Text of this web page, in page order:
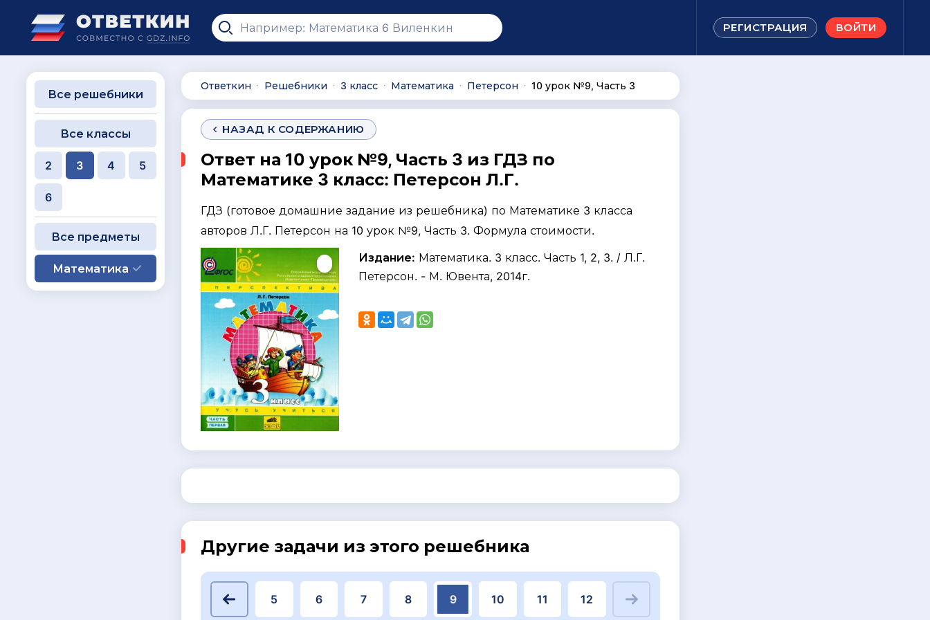
РЕГИСТРАЦИЯ ВОЙТИ
Ответкин ∙ Решебники ∙ 3 класс ∙ Математика ∙ Петерсон ∙ 10 урок №9, Часть 3
НАЗАД К СОДЕРЖАНИЮ
Ответ на 10 урок №9, Часть 3 из ГДЗ по
Математике 3 класс: Петерсон Л.Г.
ГДЗ (готовое домашние задание из решебника) по Математике 3 класса
авторов Л.Г. Петерсон на 10 урок №9, Часть 3. Формула стоимости.
Издание: Математика. 3 класс. Часть 1, 2, 3. / Л.Г.
Петерсон. - М. Ювента, 2014г.
Другие задачи из этого решебника
4 5 6 7 8 9 10 11 12
Все решебники
Все классы
2 3 4 5
6
Все предметы
Математика